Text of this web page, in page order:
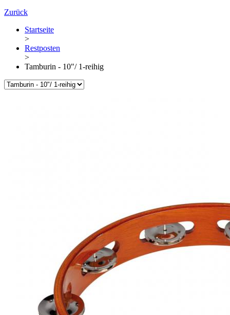
Zurück
Startseite
>
Restposten
>
Tamburin - 10"/ 1-reihig